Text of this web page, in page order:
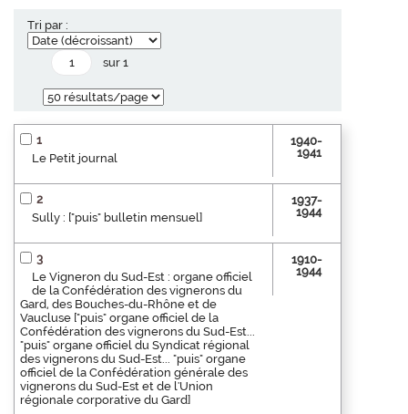
Tri par :
sur 1
1
Le Petit journal
1940-
1941
2
Sully : ["puis" bulletin mensuel]
1937-
1944
3
Le Vigneron du Sud-Est : organe officiel
de la Confédération des vignerons du
Gard, des Bouches-du-Rhône et de
Vaucluse ["puis" organe officiel de la
Confédération des vignerons du Sud-Est...
"puis" organe officiel du Syndicat régional
des vignerons du Sud-Est... "puis" organe
officiel de la Confédération générale des
vignerons du Sud-Est et de l'Union
régionale corporative du Gard]
1910-
1944